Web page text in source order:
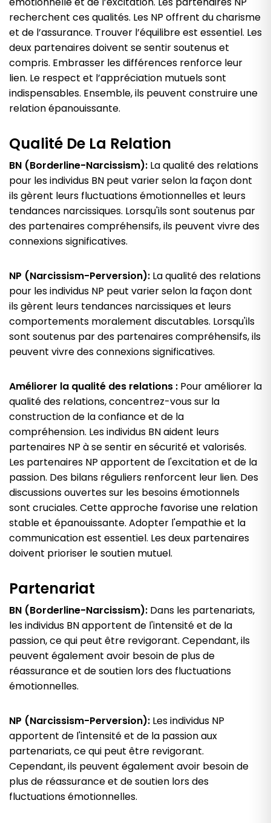
recherchent ces qualités. Les NP offrent du charisme
et de l’assurance. Trouver l’équilibre est essentiel. Les
deux partenaires doivent se sentir soutenus et
compris. Embrasser les différences renforce leur
lien. Le respect et l’appréciation mutuels sont
indispensables. Ensemble, ils peuvent construire une
relation épanouissante.
Qualité De La Relation
BN (Borderline-Narcissism): La qualité des relations
pour les individus BN peut varier selon la façon dont
ils gèrent leurs fluctuations émotionnelles et leurs
tendances narcissiques. Lorsqu'ils sont soutenus par
des partenaires compréhensifs, ils peuvent vivre des
connexions significatives.
NP (Narcissism-Perversion): La qualité des relations
pour les individus NP peut varier selon la façon dont
ils gèrent leurs tendances narcissiques et leurs
comportements moralement discutables. Lorsqu'ils
sont soutenus par des partenaires compréhensifs, ils
peuvent vivre des connexions significatives.
Améliorer la qualité des relations : Pour améliorer la
qualité des relations, concentrez-vous sur la
construction de la confiance et de la
compréhension. Les individus BN aident leurs
partenaires NP à se sentir en sécurité et valorisés.
Les partenaires NP apportent de l'excitation et de la
passion. Des bilans réguliers renforcent leur lien. Des
discussions ouvertes sur les besoins émotionnels
sont cruciales. Cette approche favorise une relation
stable et épanouissante. Adopter l'empathie et la
communication est essentiel. Les deux partenaires
doivent prioriser le soutien mutuel.
Partenariat
BN (Borderline-Narcissism): Dans les partenariats,
les individus BN apportent de l'intensité et de la
passion, ce qui peut être revigorant. Cependant, ils
peuvent également avoir besoin de plus de
réassurance et de soutien lors des fluctuations
émotionnelles.
NP (Narcissism-Perversion): Les individus NP
apportent de l'intensité et de la passion aux
partenariats, ce qui peut être revigorant.
Cependant, ils peuvent également avoir besoin de
plus de réassurance et de soutien lors des
fluctuations émotionnelles.